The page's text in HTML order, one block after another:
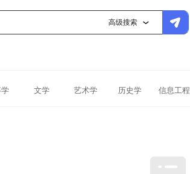
高级搜索
文学 艺术学 历史学 信息工程